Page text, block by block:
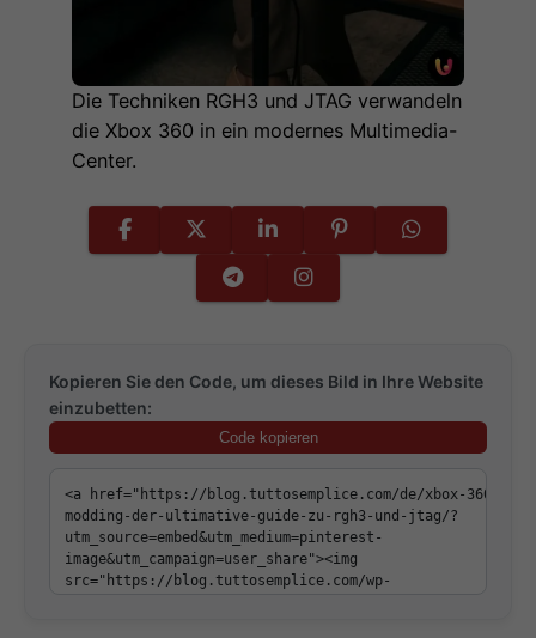
Die Techniken RGH3 und JTAG verwandeln
die Xbox 360 in ein modernes Multimedia-
Center.
Kopieren Sie den Code, um dieses Bild in Ihre Website
einzubetten:
Code kopieren